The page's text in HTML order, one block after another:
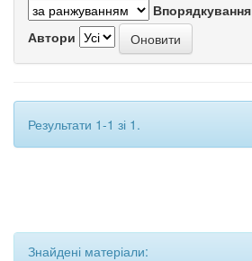
Впорядкування
Автори
Результати 1-1 зі 1.
Знайдені матеріали: